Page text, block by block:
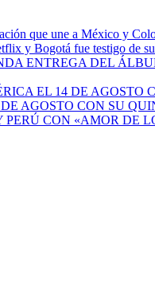
AGOSTO CON SU